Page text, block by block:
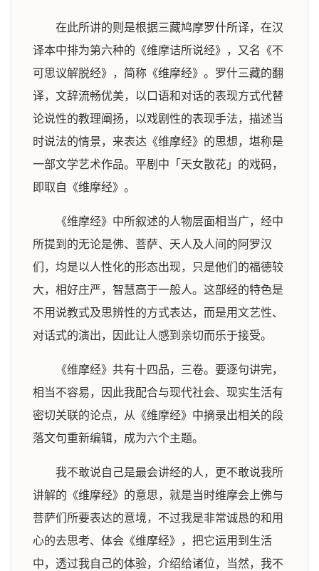
在此所讲的则是根据三藏鸠摩罗什所译，在汉
译本中排为第六种的《维摩诘所说经》，又名《不
可思议解脱经》，简称《维摩经》。罗什三藏的翻
译，文辞流畅优美，以口语和对话的表现方式代替
论说性的教理阐扬，以戏剧性的表现手法，描述当
时说法的情景，来表达《维摩经》的思想，堪称是
一部文学艺术作品。平剧中「天女散花」的戏码，
即取自《维摩经》。
《维摩经》中所叙述的人物层面相当广，经中
所提到的无论是佛、菩萨、天人及人间的阿罗汉
们，均是以人性化的形态出现，只是他们的福德较
大，相好庄严，智慧高于一般人。这部经的特色是
不用说教式及思辨性的方式表达，而是用文艺性、
对话式的演出，因此让人感到亲切而乐于接受。
《维摩经》共有十四品，三卷。要逐句讲完，
相当不容易，因此我配合与现代社会、现实生活有
密切关联的论点，从《维摩经》中摘录出相关的段
落文句重新编辑，成为六个主题。
我不敢说自己是最会讲经的人，更不敢说我所
讲解的《维摩经》的意思，就是当时维摩会上佛与
菩萨们所要表达的意境，不过我是非常诚恳的和用
心的去思考、体会《维摩经》，把它运用到生活
中，透过我自己的体验，介绍给诸位，当然，我不